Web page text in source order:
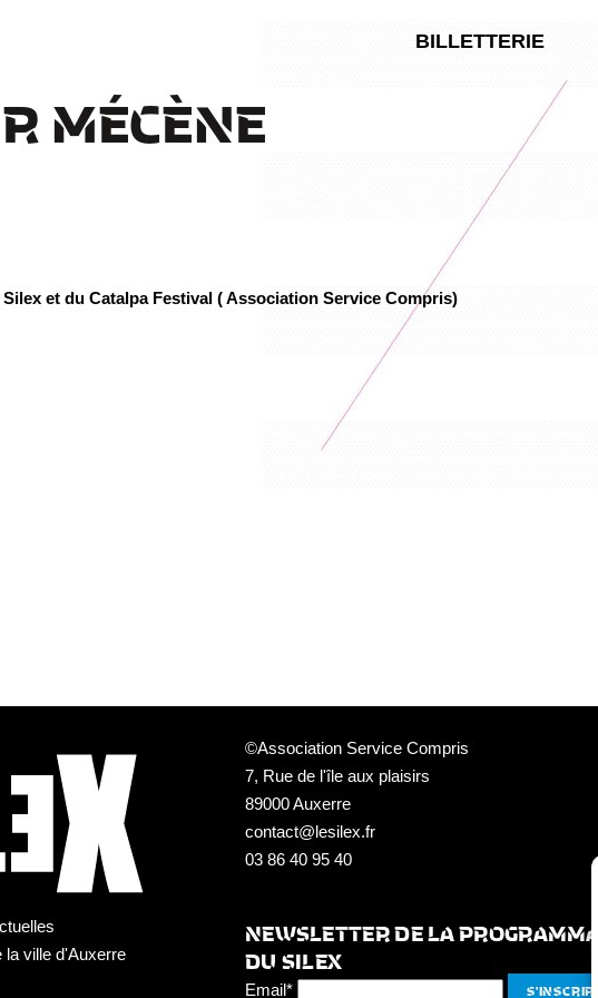
BILLETTERIE
MÉCÈNE
et du Catalpa Festival ( Association Service Compris)
la ville d'Auxerre
©Association Service Compris
7, Rue de l'île aux plaisirs
89000 Auxerre
contact@lesilex.fr
03 86 40 95 40
NEWSLETTER DE LA
DU SILEX
Email*